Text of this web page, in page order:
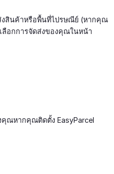
งสินค้าหรือพื้นที่ไปรษณีย์ (หากคุณ
อกการจัดส่งของคุณในหน้า
ณหากคุณติดตั้ง EasyParcel